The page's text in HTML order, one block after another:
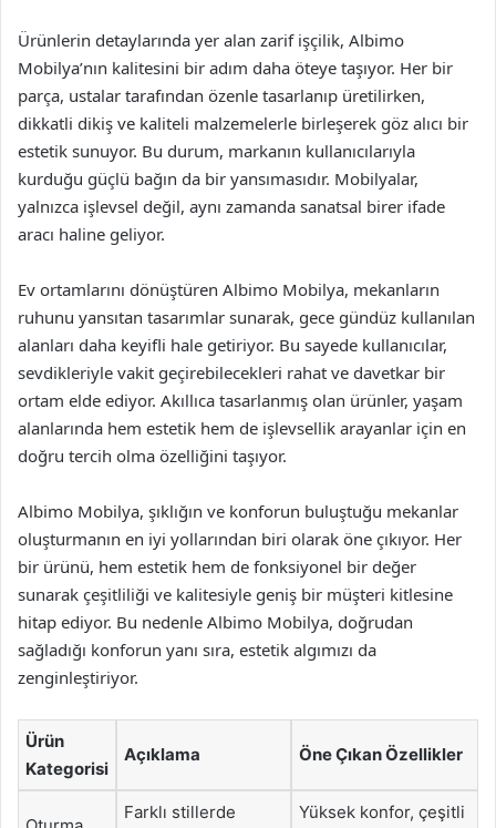
Ürünlerin detaylarında yer alan zarif işçilik, Albimo
Mobilya’nın kalitesini bir adım daha öteye taşıyor. Her bir
parça, ustalar tarafından özenle tasarlanıp üretilirken,
dikkatli dikiş ve kaliteli malzemelerle birleşerek göz alıcı bir
estetik sunuyor. Bu durum, markanın kullanıcılarıyla
kurduğu güçlü bağın da bir yansımasıdır. Mobilyalar,
yalnızca işlevsel değil, aynı zamanda sanatsal birer ifade
aracı haline geliyor.
Ev ortamlarını dönüştüren Albimo Mobilya, mekanların
ruhunu yansıtan tasarımlar sunarak, gece gündüz kullanılan
alanları daha keyifli hale getiriyor. Bu sayede kullanıcılar,
sevdikleriyle vakit geçirebilecekleri rahat ve davetkar bir
ortam elde ediyor. Akıllıca tasarlanmış olan ürünler, yaşam
alanlarında hem estetik hem de işlevsellik arayanlar için en
doğru tercih olma özelliğini taşıyor.
Albimo Mobilya, şıklığın ve konforun buluştuğu mekanlar
oluşturmanın en iyi yollarından biri olarak öne çıkıyor. Her
bir ürünü, hem estetik hem de fonksiyonel bir değer
sunarak çeşitliliği ve kalitesiyle geniş bir müşteri kitlesine
hitap ediyor. Bu nedenle Albimo Mobilya, doğrudan
sağladığı konforun yanı sıra, estetik algımızı da
zenginleştiriyor.
Ürün
Kategorisi
Açıklama Öne Çıkan Özellikler
Farklı stillerde
Yüksek konfor, çeşitli